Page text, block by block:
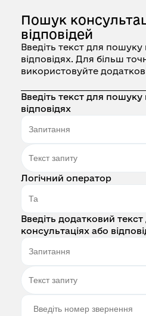
Пошук
відповідей
Введіть текст для пошуку
відповідях. Для більш
використовуйте
Введіть текст для пошуку
відповідях
Логічний оператор
Введіть додатковий
консультаціях або